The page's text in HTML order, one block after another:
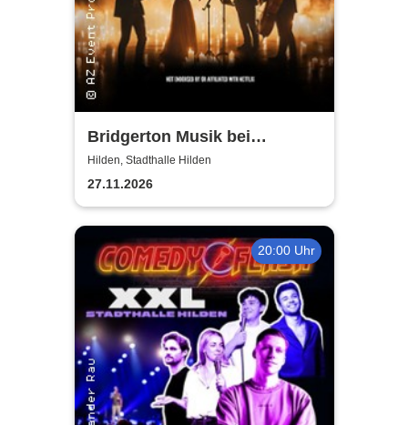
Bridgerton Musik bei
Kerzenschein
Hilden, Stadthalle Hilden
27.11.2026
20:00 Uhr